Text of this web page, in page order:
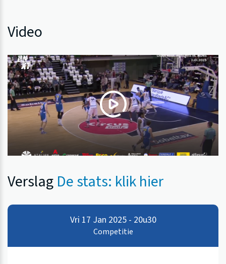
Video
Verslag De stats: klik hier
Vri 17 Jan 2025 - 20u30
Competitie